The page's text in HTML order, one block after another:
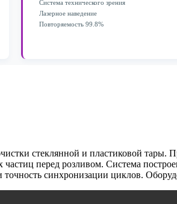
Система технического зрения
Лазерное наведение
Повторяемость 99.8%
стеклянной и пластиковой
перед розливом. Система
синхронизации циклов.